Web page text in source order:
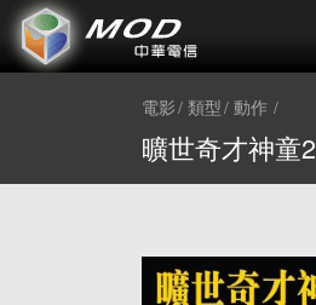
電影 類型 動作
曠世奇才神童2